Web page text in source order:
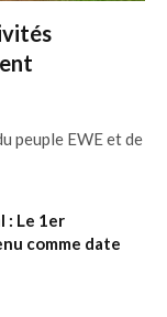
peuple EWE et de
: Le 1er
comme date